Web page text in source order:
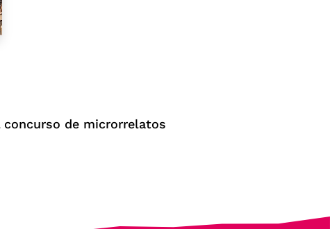
concurso de microrrelatos